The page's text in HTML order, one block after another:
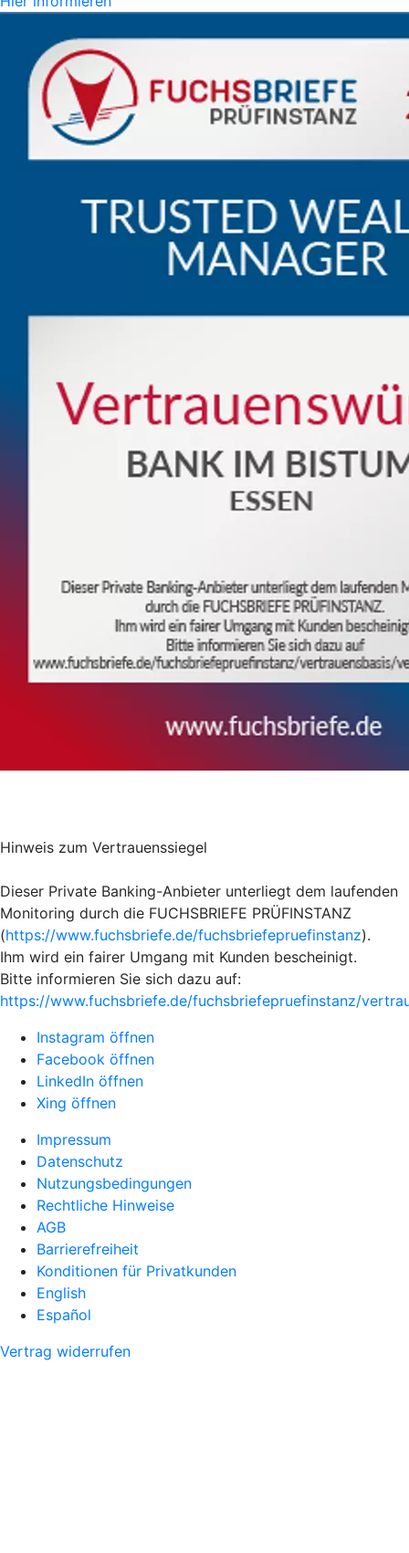
Hinweis zum Vertrauenssiegel
Dieser Private Banking-Anbieter unterliegt dem laufenden
Monitoring durch die FUCHSBRIEFE PRÜFINSTANZ
(https://www.fuchsbriefe.de/fuchsbriefepruefinstanz).
Ihm wird ein fairer Umgang mit Kunden bescheinigt.
Bitte informieren Sie sich dazu auf:
https://www.fuchsbriefe.de/fuchsbriefepruefinstanz/
Instagram öffnen
Facebook öffnen
LinkedIn öffnen
Xing öffnen
Impressum
Datenschutz
Nutzungsbedingungen
Rechtliche Hinweise
AGB
Barrierefreiheit
Konditionen für Privatkunden
English
Español
Vertrag widerrufen